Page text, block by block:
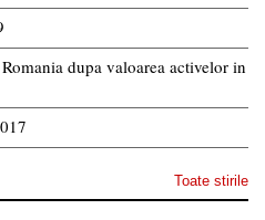
dupa valoarea activelor in
Toate stirile